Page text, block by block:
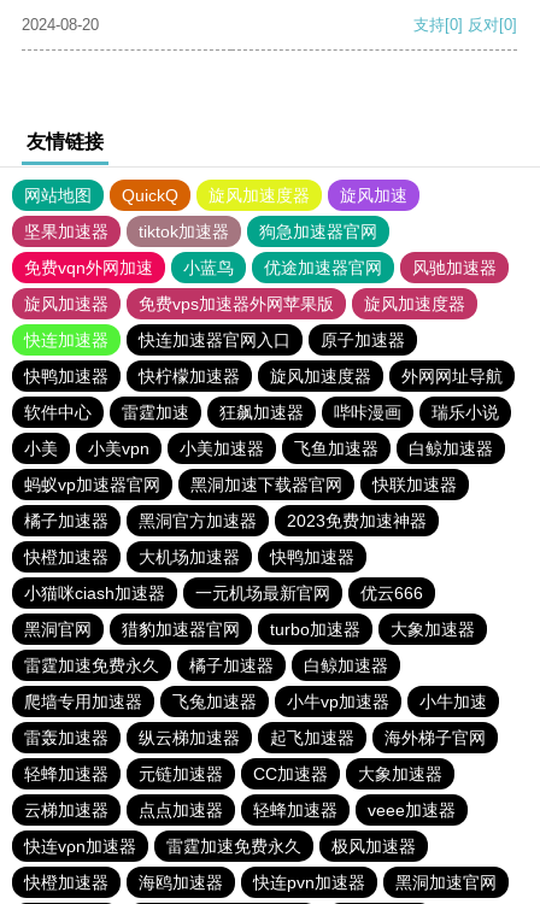
2024-08-20 支持[0] 反对[0]
友情链接
网站地图 QuickQ 旋风加速度器
旋风加速
坚果加速器
tiktok加速器
狗急加速器官网
免费vqn外网加速
小蓝鸟 优途加速器官网
风驰加速器
旋风加速器
免费vps加速器外网苹果版
旋风加速度器
快连加速器
快连加速器官网入口
原子加速器
快鸭加速器
快柠檬加速器 旋风加速度器
外网网址导航
软件中心
雷霆加速 狂飙加速器 哔咔漫画
瑞乐小说
小美
小美vpn 小美加速器 飞鱼加速器
白鲸加速器
蚂蚁vp加速器官网
黑洞加速下载器官网
快联加速器
橘子加速器
黑洞官方加速器
2023免费加速神器
快橙加速器
大机场加速器
快鸭加速器
小猫咪ciash加速器
一元机场最新官网
优云666
黑洞官网
猎豹加速器官网 turbo加速器
大象加速器
雷霆加速免费永久
橘子加速器
白鲸加速器
爬墙专用加速器
飞兔加速器 小牛vp加速器
小牛加速
雷轰加速器
纵云梯加速器 起飞加速器
海外梯子官网
轻蜂加速器
元链加速器 CC加速器
大象加速器
云梯加速器
点点加速器 轻蜂加速器
veee加速器
快连vρn加速器
雷霆加速免费永久
极风加速器
快橙加速器
海鸥加速器 快连pvn加速器 黑洞加速官网